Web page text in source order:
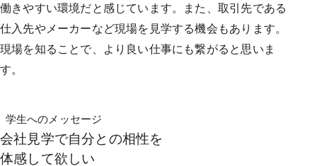
働きやすい環境だと感じています。また、取引先である
仕入先やメーカーなど現場を見学する機会もあります。
現場を知ることで、より良い仕事にも繋がると思いま
す。
学生へのメッセージ
会社見学で自分との相性を
体感して欲しい